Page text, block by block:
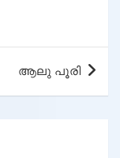
ആലു പൂരി